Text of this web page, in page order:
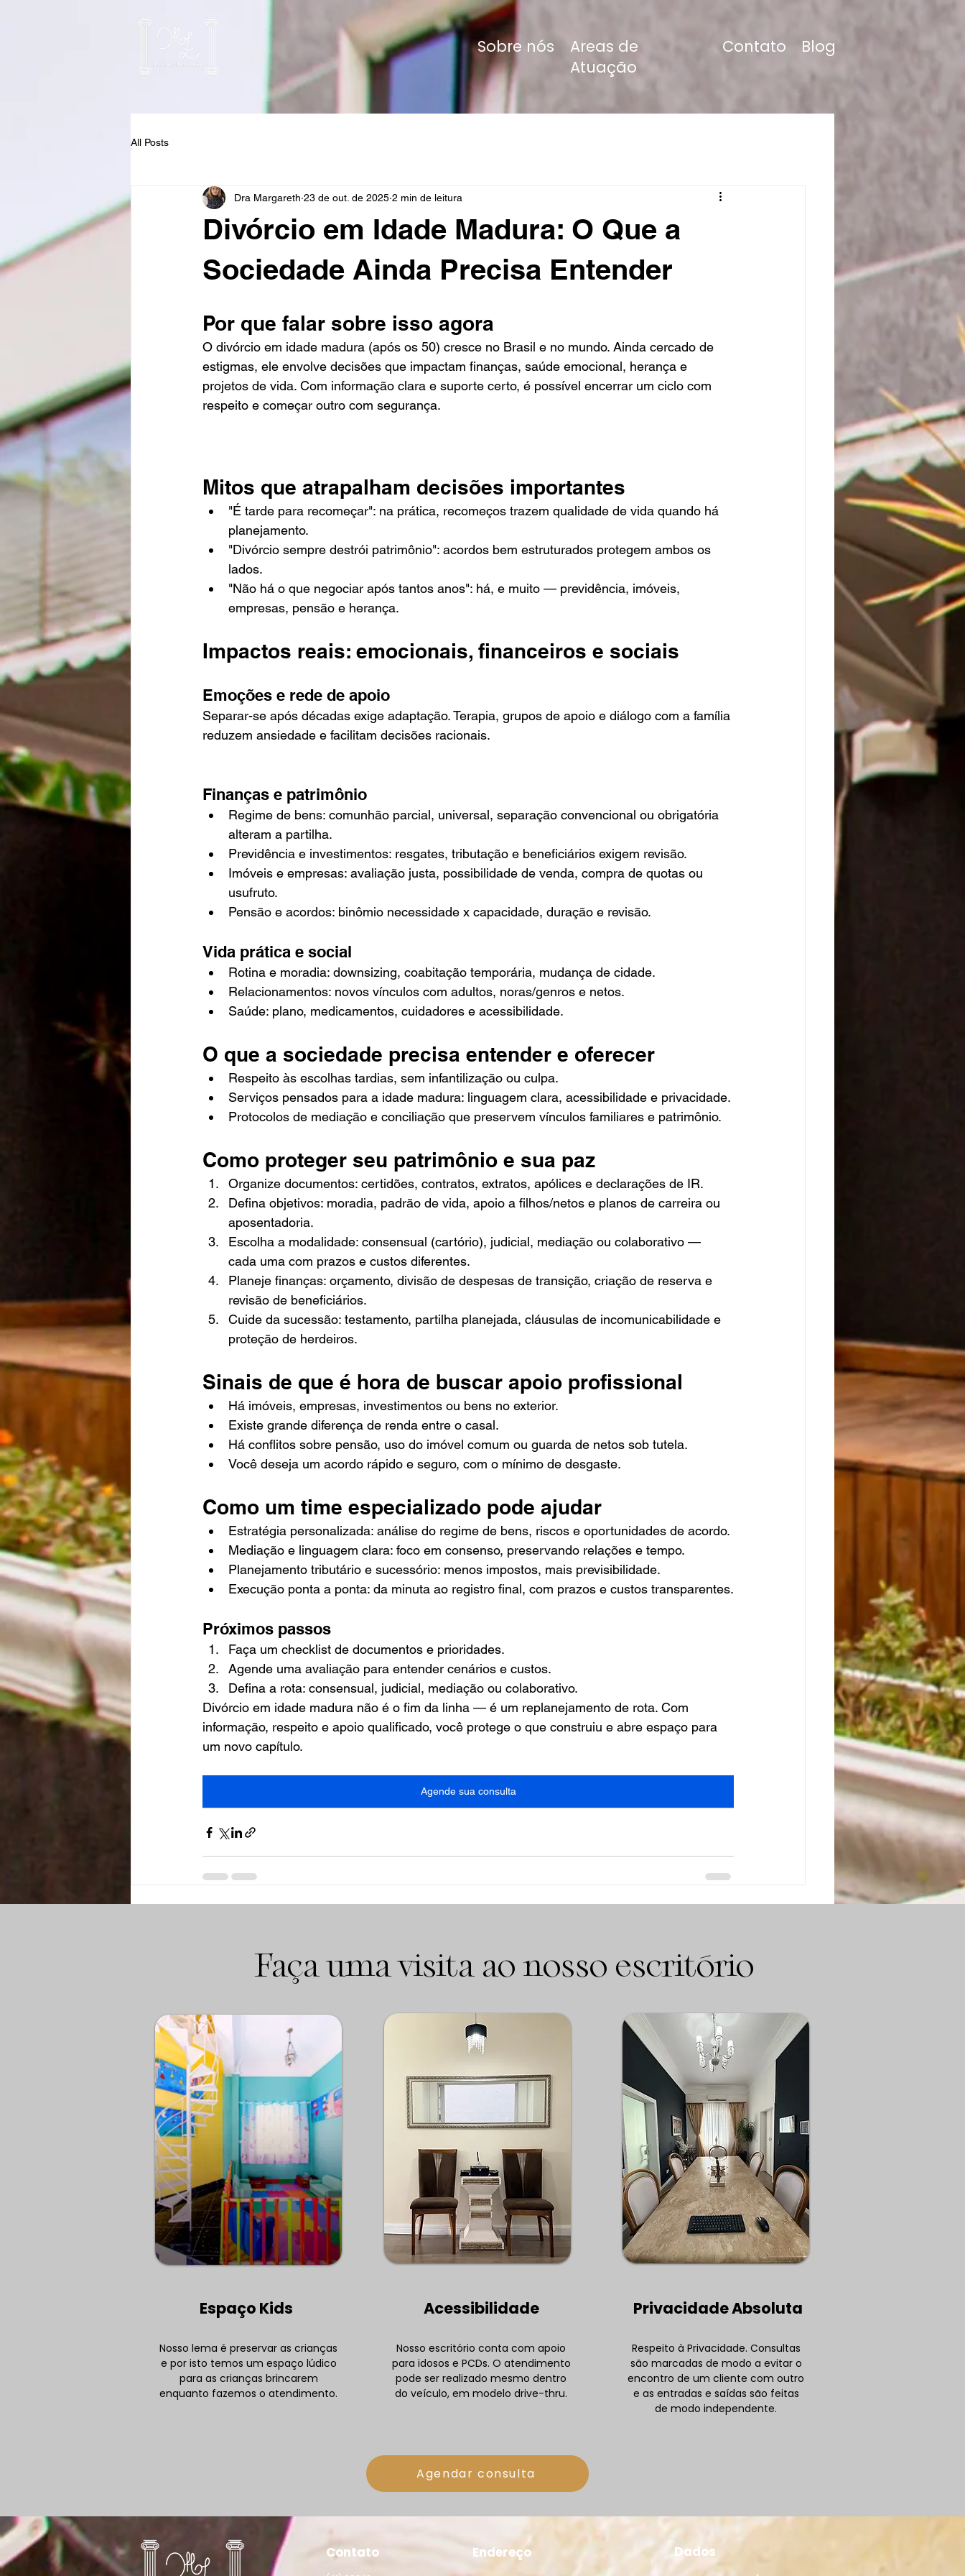
Sobre nós
Areas de
Atuação
Contato Blog
All Posts
Divórcio em Idade Madura: O Que a
Sociedade Ainda Precisa Entender
Dra Margareth 23 de out. de 2025 2 min de leitura
Por que falar sobre isso agora
O divórcio em idade madura (após os 50) cresce no Brasil e no mundo. Ainda cercado de
estigmas, ele envolve decisões que impactam finanças, saúde emocional, herança e
projetos de vida. Com informação clara e suporte certo, é possível encerrar um ciclo com
respeito e começar outro com segurança.
Mitos que atrapalham decisões importantes
"É tarde para recomeçar": na prática, recomeços trazem qualidade de vida quando há
planejamento.
"Divórcio sempre destrói patrimônio": acordos bem estruturados protegem ambos os
lados.
"Não há o que negociar após tantos anos": há, e muito — previdência, imóveis,
empresas, pensão e herança.
Impactos reais: emocionais, financeiros e sociais
Emoções e rede de apoio
Separar-se após décadas exige adaptação. Terapia, grupos de apoio e diálogo com a família
reduzem ansiedade e facilitam decisões racionais.
Finanças e patrimônio
Regime de bens: comunhão parcial, universal, separação convencional ou obrigatória
alteram a partilha.
Previdência e investimentos: resgates, tributação e beneficiários exigem revisão.
Imóveis e empresas: avaliação justa, possibilidade de venda, compra de quotas ou
usufruto.
Pensão e acordos: binômio necessidade x capacidade, duração e revisão.
Vida prática e social
Rotina e moradia: downsizing, coabitação temporária, mudança de cidade.
Relacionamentos: novos vínculos com adultos, noras/genros e netos.
Saúde: plano, medicamentos, cuidadores e acessibilidade.
O que a sociedade precisa entender e oferecer
Respeito às escolhas tardias, sem infantilização ou culpa.
Serviços pensados para a idade madura: linguagem clara, acessibilidade e privacidade.
Protocolos de mediação e conciliação que preservem vínculos familiares e patrimônio.
Como proteger seu patrimônio e sua paz
Organize documentos: certidões, contratos, extratos, apólices e declarações de IR.
Defina objetivos: moradia, padrão de vida, apoio a filhos/netos e planos de carreira ou
aposentadoria.
Escolha a modalidade: consensual (cartório), judicial, mediação ou colaborativo —
cada uma com prazos e custos diferentes.
Planeje finanças: orçamento, divisão de despesas de transição, criação de reserva e
revisão de beneficiários.
Cuide da sucessão: testamento, partilha planejada, cláusulas de incomunicabilidade e
proteção de herdeiros.
Sinais de que é hora de buscar apoio profissional
Há imóveis, empresas, investimentos ou bens no exterior.
Existe grande diferença de renda entre o casal.
Há conflitos sobre pensão, uso do imóvel comum ou guarda de netos sob tutela.
Você deseja um acordo rápido e seguro, com o mínimo de desgaste.
Como um time especializado pode ajudar
Estratégia personalizada: análise do regime de bens, riscos e oportunidades de acordo.
Mediação e linguagem clara: foco em consenso, preservando relações e tempo.
Planejamento tributário e sucessório: menos impostos, mais previsibilidade.
Execução ponta a ponta: da minuta ao registro final, com prazos e custos transparentes.
Próximos passos
Faça um checklist de documentos e prioridades.
Agende uma avaliação para entender cenários e custos.
Defina a rota: consensual, judicial, mediação ou colaborativo.
Divórcio em idade madura não é o fim da linha — é um replanejamento de rota. Com
informação, respeito e apoio qualificado, você protege o que construiu e abre espaço para
um novo capítulo.
Agende sua consulta
SISBAJUD pode ser
aplicado? Entenda e aja
execução trabalhista na
uma execução sem
Comentários
Escreva um comentário
Faça uma visita ao nosso escritório
Espaço Kids
Nosso lema é preservar as crianças
e por isto temos um espaço lúdico
para as crianças brincarem
enquanto fazemos o atendimento.
Acessibilidade
Nosso escritório conta com apoio
para idosos e PCDs. O atendimento
pode ser realizado mesmo dentro
do veículo, em modelo drive-thru.
Privacidade Absoluta
Respeito à Privacidade. Consultas
são marcadas de modo a evitar o
encontro de um cliente com outro
e as entradas e saídas são feitas
de modo independente.
Agendar consulta
Contato Endereço Dados